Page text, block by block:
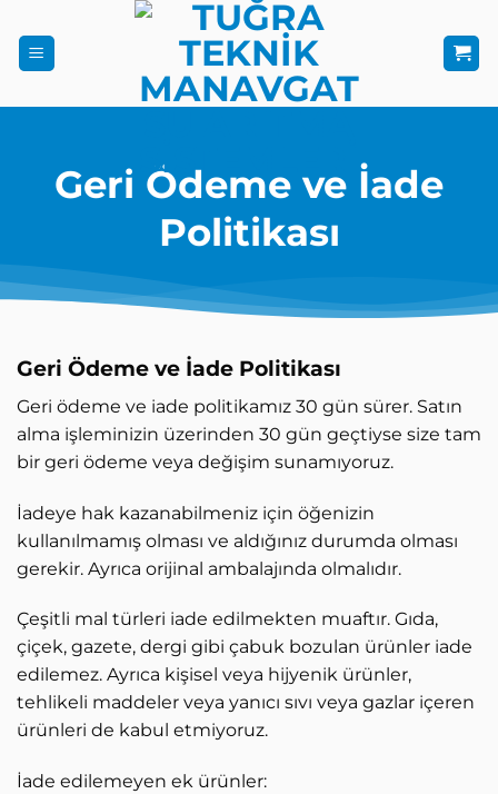
atla
Geri Ödeme ve İade
Politikası
Geri Ödeme ve İade Politikası
Geri ödeme ve iade politikamız 30 gün sürer. Satın
alma işleminizin üzerinden 30 gün geçtiyse size tam
bir geri ödeme veya değişim sunamıyoruz.
İadeye hak kazanabilmeniz için öğenizin
kullanılmamış olması ve aldığınız durumda olması
gerekir. Ayrıca orijinal ambalajında olmalıdır.
Çeşitli mal türleri iade edilmekten muaftır. Gıda,
çiçek, gazete, dergi gibi çabuk bozulan ürünler iade
edilemez. Ayrıca kişisel veya hijyenik ürünler,
tehlikeli maddeler veya yanıcı sıvı veya gazlar içeren
ürünleri de kabul etmiyoruz.
İade edilemeyen ek ürünler: